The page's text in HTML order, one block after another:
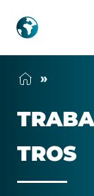
Trabaja
con
nosotros
TROS